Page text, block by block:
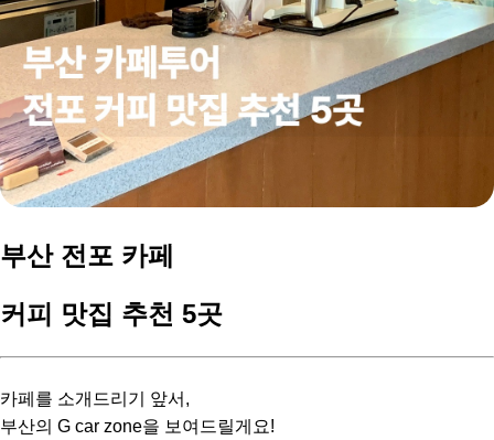
부산 전포 카페
커피 맛집 추천 5곳
카페를 소개드리기 앞서,
부산의 G car zone을 보여드릴게요!